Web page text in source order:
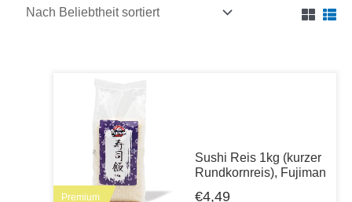
Premium
Sushi Reis 1kg (kurzer
Rundkornreis), Fujiman
€4,49